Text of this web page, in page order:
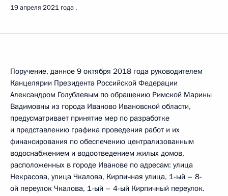
19 апреля 2021 года
Поручение, данное 9 октября 2018 года руководителем
Канцелярии Президента Российской Федерации
Александром Голублевым по обращению Римской Марины
Вадимовны из города Иваново Ивановской области,
предусматривает принятие мер по разработке
и представлению графика проведения работ и их
финансирования по обеспечению централизованным
водоснабжением и водоотведением жилых домов,
расположенных в городе Иванове по адресам: улица
Некрасова, улица Чкалова, Кирпичная улица, 1-ый – 8-
ой переулок Чкалова, 1-ый – 4-ый Кирпичный переулок.